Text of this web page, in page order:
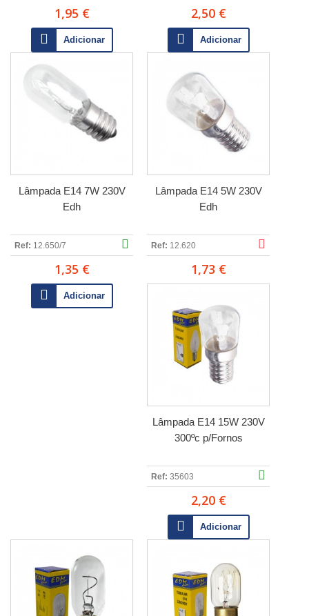
1,95 €
Adicionar
2,50 €
Adicionar
Lâmpada E14 7W 230V
Edh
Ref: 12.650/7
1,35 €
Adicionar
Lâmpada E14 5W 230V
Edh
Ref: 12.620
1,73 €
Lâmpada E14 15W 230V
300ºc p/Fornos
Ref: 35603
2,20 €
Adicionar